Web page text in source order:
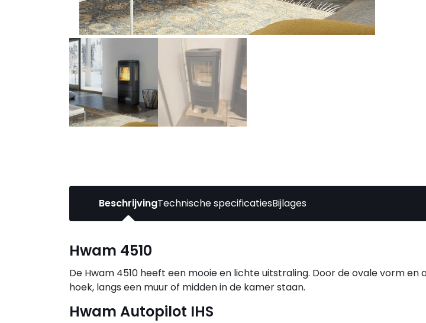
BeschrijvingTechnische specificatiesBijlages
Hwam 4510
De Hwam 4510 heeft een mooie en lichte uitstraling. Door de ovale vorm en
hoek, langs een muur of midden in de kamer staan.
Hwam Autopilot IHS